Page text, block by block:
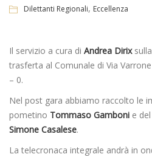
Dilettanti Regionali, Eccellenza
Il servizio a cura di Andrea Dirix
trasferta al Comunale di Via
– 0.
Nel post gara abbiamo raccolto le
pometino Tommaso Gamboni e
Simone Casalese.
La telecronaca integrale andrà in